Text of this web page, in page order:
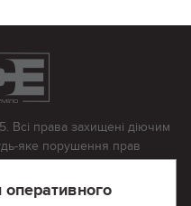
Всі права захищені діючим
яке порушення прав
Будь-яке відтворення
дозволу редакції.
усіх матеріалів, розміщених